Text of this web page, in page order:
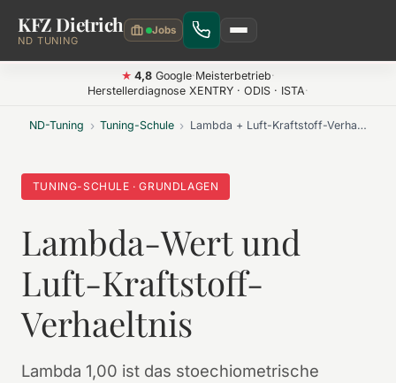
Zum Hauptinhalt springen
KFZ Dietrich
ND TUNING
★ 4,8Google·Meisterbetrieb·
Herstellerdiagnose XENTRY · ODIS · ISTA·
ND-Tuning › Tuning-Schule › Lambda + Luft-Kraftstoff-Verhaeltnis
TUNING-SCHULE · GRUNDLAGEN
Lambda-Wert und
Luft-Kraftstoff-
Verhaeltnis
Lambda 1,00 ist das stoechiometrische